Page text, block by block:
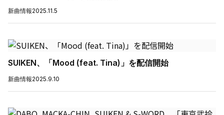
新曲情報2025.11.5
SUIKEN、「Mood (feat. Tina)」を配信開始
新曲情報2025.9.10